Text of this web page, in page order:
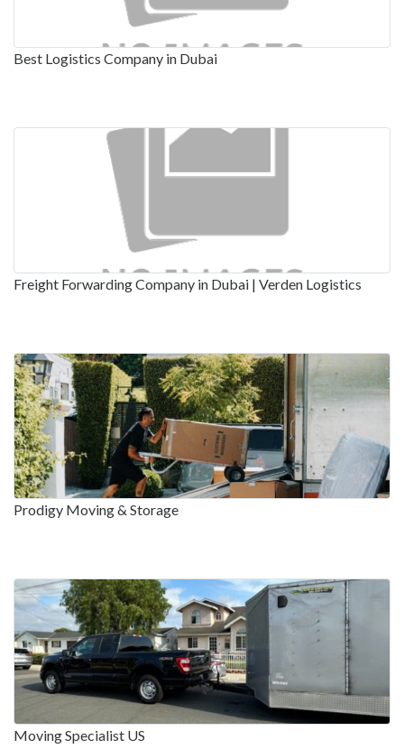
Best Logistics Company in Dubai
Freight Forwarding Company in Dubai | Verden Logistics
Prodigy Moving & Storage
Moving Specialist US